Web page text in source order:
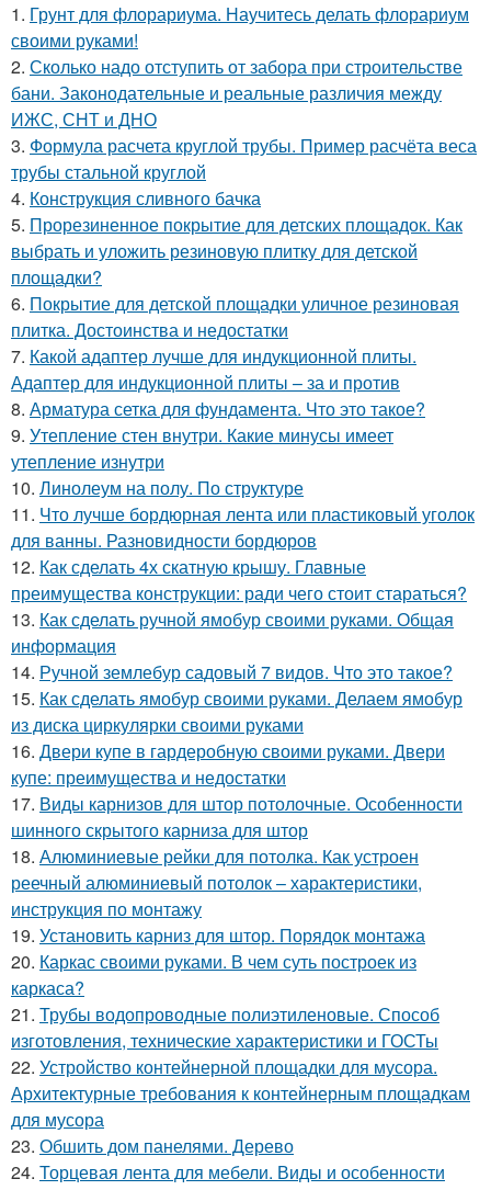
1. Грунт для флорариума. Научитесь делать флорариум
своими руками!
2. Сколько надо отступить от забора при строительстве
бани. Законодательные и реальные различия между
ИЖС, СНТ и ДНО
3. Формула расчета круглой трубы. Пример расчёта веса
трубы стальной круглой
4. Конструкция сливного бачка
5. Прорезиненное покрытие для детских площадок. Как
выбрать и уложить резиновую плитку для детской
площадки?
6. Покрытие для детской площадки уличное резиновая
плитка. Достоинства и недостатки
7. Какой адаптер лучше для индукционной плиты.
Адаптер для индукционной плиты – за и против
8. Арматура сетка для фундамента. Что это такое?
9. Утепление стен внутри. Какие минусы имеет
утепление изнутри
10. Линолеум на полу. По структуре
11. Что лучше бордюрная лента или пластиковый уголок
для ванны. Разновидности бордюров
12. Как сделать 4х скатную крышу. Главные
преимущества конструкции: ради чего стоит стараться?
13. Как сделать ручной ямобур своими руками. Общая
информация
14. Ручной землебур садовый 7 видов. Что это такое?
15. Как сделать ямобур своими руками. Делаем ямобур
из диска циркулярки своими руками
16. Двери купе в гардеробную своими руками. Двери
купе: преимущества и недостатки
17. Виды карнизов для штор потолочные. Особенности
шинного скрытого карниза для штор
18. Алюминиевые рейки для потолка. Как устроен
реечный алюминиевый потолок – характеристики,
инструкция по монтажу
19. Установить карниз для штор. Порядок монтажа
20. Каркас своими руками. В чем суть построек из
каркаса?
21. Трубы водопроводные полиэтиленовые. Способ
изготовления, технические характеристики и ГОСТы
22. Устройство контейнерной площадки для мусора.
Архитектурные требования к контейнерным площадкам
для мусора
23. Обшить дом панелями. Дерево
24. Торцевая лента для мебели. Виды и особенности